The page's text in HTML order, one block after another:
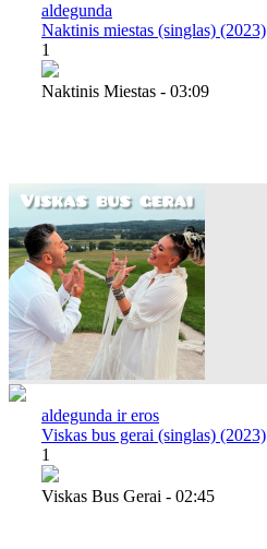
aldegunda
Naktinis miestas (singlas) (2023)
1
Naktinis Miestas - 03:09
aldegunda ir eros
Viskas bus gerai (singlas) (2023)
1
Viskas Bus Gerai - 02:45